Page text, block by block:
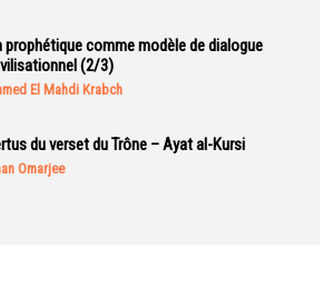
prophétique comme modèle de dialogue
(2/3)
El Mahdi Krabch
du verset du Trône – Ayat al-Kursi
Omarjee